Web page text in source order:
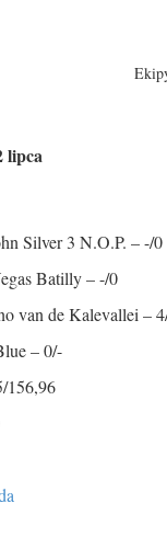
lipca
Silver 3 N.O.P. – -/0
Batilly – -/0
van de Kalevallei –
– 0/-
156,96